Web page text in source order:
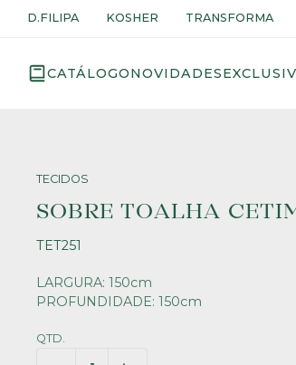
D.FILIPA KOSHER TRANSFORMA
CATÁLOGONOVIDADES
TECIDOS
SOBRE TOALHA
TET251
LARGURA: 150cm
PROFUNDIDADE: 150cm
QTD.